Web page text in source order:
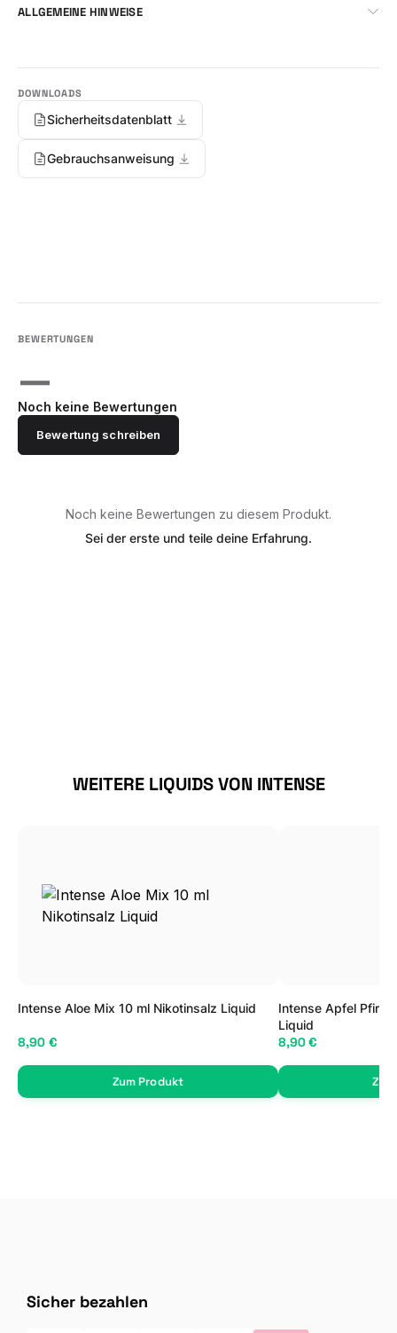
ALLGEMEINE HINWEISE
Sicherheitsdatenblatt
Gebrauchsanweisung
—
Noch keine Bewertungen
Bewertung schreiben
Noch keine Bewertungen zu diesem Produkt.
Sei der erste und teile deine Erfahrung.
Produktgalerie überspringen
WEITERE LIQUIDS VON INTENSE
Intense Aloe Mix 10 ml Nikotinsalz Liquid
8,90 €
Zum Produkt
Intense Apfel
Liquid
8,90 €
Sicher bezahlen